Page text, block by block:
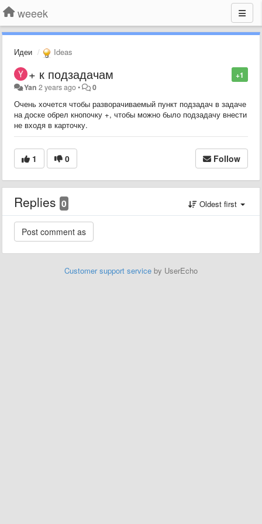
weeek
Идеи Ideas
+1
+ к подзадачам
Yan 2 years ago• 0
Очень хочется чтобы разворачиваемый пункт подзадач в задаче
на доске обрел кнопочку +, чтобы можно было подзадачу внести
не входя в карточку.
1 0 Follow
Replies 0 Oldest first
Customer support service by UserEcho